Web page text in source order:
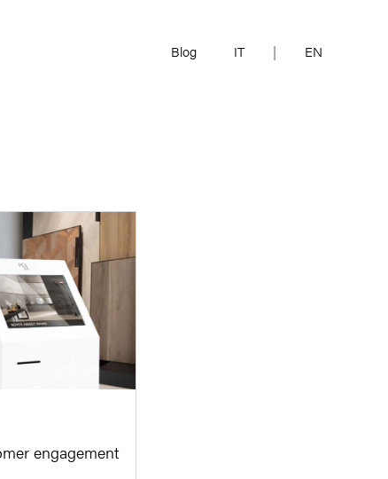
Blog IT | EN
engagement